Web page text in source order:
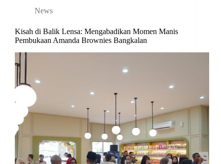
News
Kisah di Balik Lensa: Mengabadikan Momen Manis
Pembukaan Amanda Brownies Bangkalan